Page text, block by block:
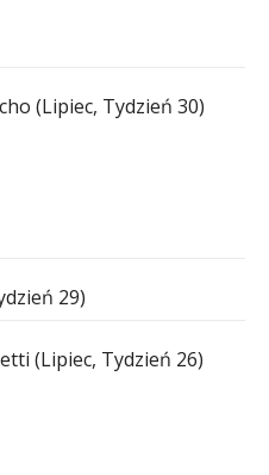
(Lipiec, Tydzień 30)
29)
(Lipiec, Tydzień 26)